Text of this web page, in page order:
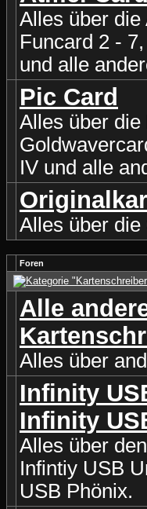
Alles über die
Funcard 2 -
und alle
Pic Card
Alles über
IV und alle
Alles über die
Foren
Alle
Alles über
Infinity
Infinity
Alles über
Infintiy USB
USB Phönix.